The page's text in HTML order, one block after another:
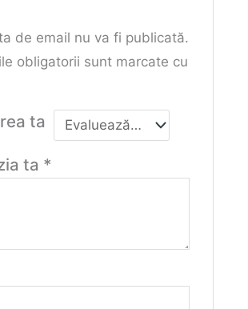
de email nu va fi publicată.
obligatorii sunt marcate cu
ta
ta *